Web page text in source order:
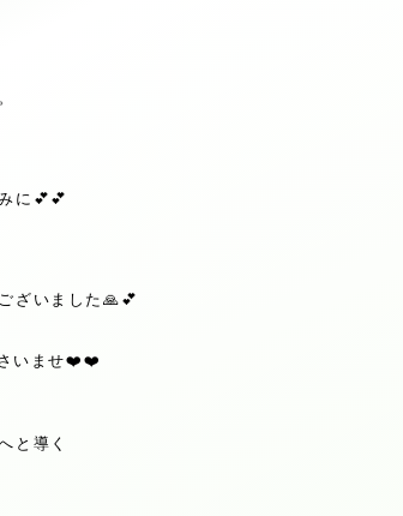
に 💕💕
ざいました 🙏💕
いませ❤️❤️
と導く